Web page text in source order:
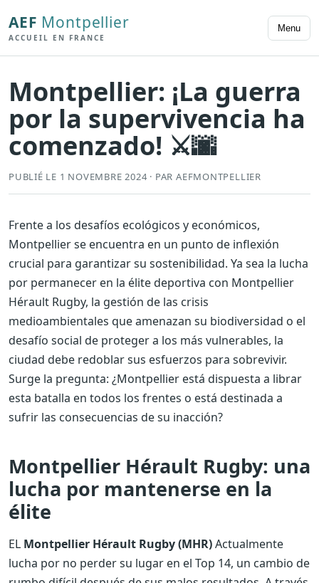
AEF Montpellier
ACCUEIL EN FRANCE
Menu
Montpellier: ¡La guerra
por la supervivencia ha
comenzado! ⚔️🌆
PUBLIÉ LE 1 NOVEMBRE 2024 · PAR AEFMONTPELLIER
Frente a los desafíos ecológicos y económicos,
Montpellier se encuentra en un punto de inflexión
crucial para garantizar su sostenibilidad. Ya sea la lucha
por permanecer en la élite deportiva con Montpellier
Hérault Rugby, la gestión de las crisis
medioambientales que amenazan su biodiversidad o el
desafío social de proteger a los más vulnerables, la
ciudad debe redoblar sus esfuerzos para sobrevivir.
Surge la pregunta: ¿Montpellier está dispuesta a librar
esta batalla en todos los frentes o está destinada a
sufrir las consecuencias de su inacción?
Montpellier Hérault Rugby: una
lucha por mantenerse en la
élite
EL Montpellier Hérault Rugby (MHR)Actualmente
lucha por no perder su lugar en el Top 14, un cambio de